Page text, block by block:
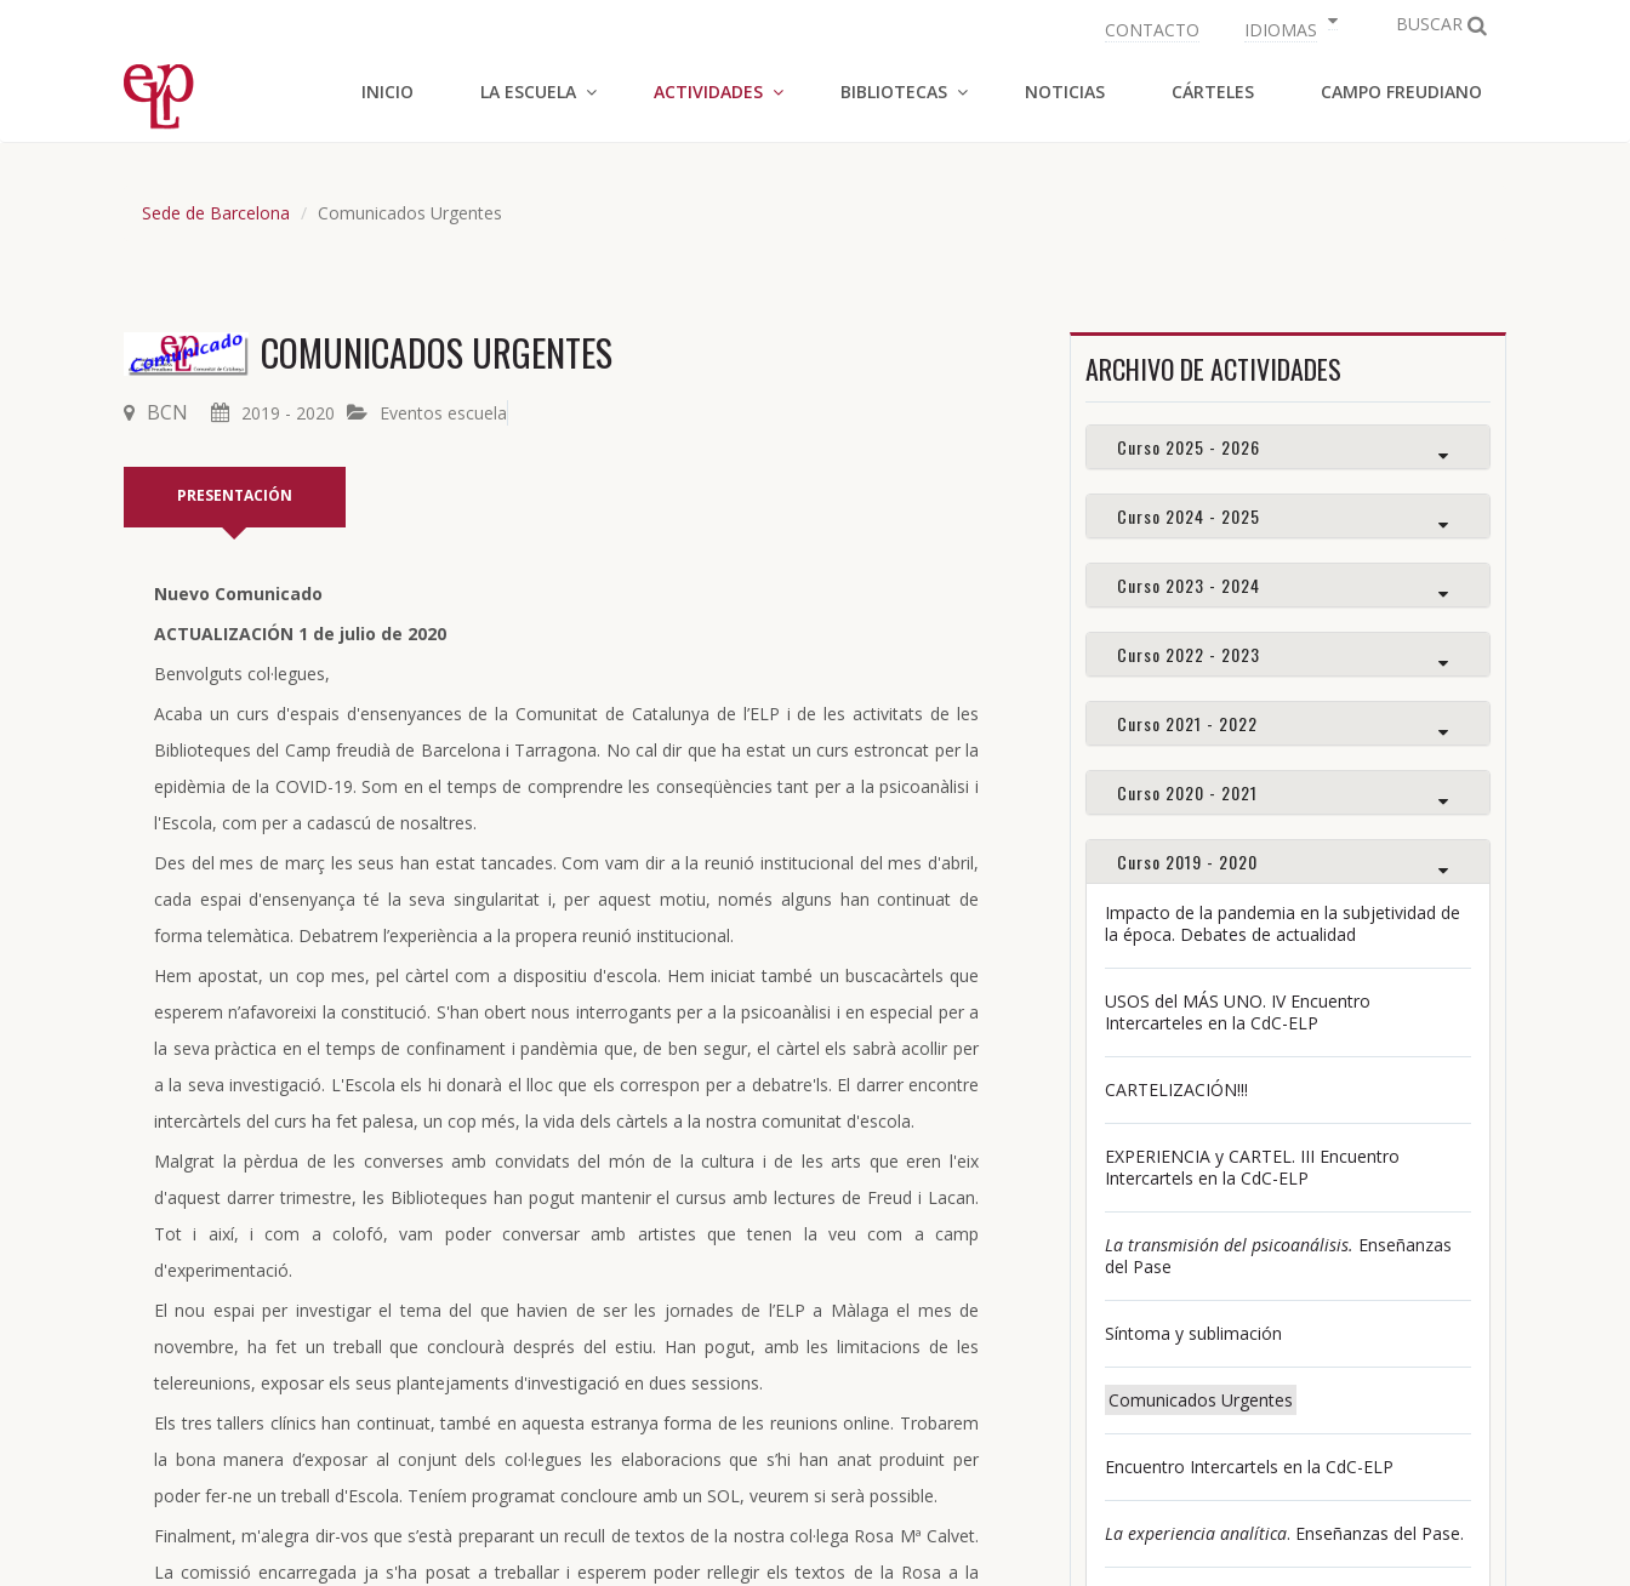
CONTACTO IDIOMAS BUSCAR
INICIO LA ESCUELA ACTIVIDADES BIBLIOTECAS NOTICIAS CÁRTELES CAMPO FREUDIANO
Sede de Barcelona Comunicados Urgentes
COMUNICADOS URGENTES
BCN 2019 - 2020 Eventos escuela
PRESENTACIÓN
Nuevo Comunicado
ACTUALIZACIÓN 1 de julio de 2020
Benvolguts col·legues,
Acaba un curs d'espais d'ensenyances de la Comunitat de Catalunya de l’ELP i de les activitats de les
Biblioteques del Camp freudià de Barcelona i Tarragona. No cal dir que ha estat un curs estroncat per la
epidèmia de la COVID-19. Som en el temps de comprendre les conseqüències tant per a la psicoanàlisi i
l'Escola, com per a cadascú de nosaltres.
Des del mes de març les seus han estat tancades. Com vam dir a la reunió institucional del mes d'abril,
cada espai d'ensenyança té la seva singularitat i, per aquest motiu, només alguns han continuat de
forma telemàtica. Debatrem l’experiència a la propera reunió institucional.
Hem apostat, un cop mes, pel càrtel com a dispositiu d'escola. Hem iniciat també un buscacàrtels que
esperem n’afavoreixi la constitució. S'han obert nous interrogants per a la psicoanàlisi i en especial per a
la seva pràctica en el temps de confinament i pandèmia que, de ben segur, el càrtel els sabrà acollir per
a la seva investigació. L'Escola els hi donarà el lloc que els correspon per a debatre'ls. El darrer encontre
intercàrtels del curs ha fet palesa, un cop més, la vida dels càrtels a la nostra comunitat d'escola.
Malgrat la pèrdua de les converses amb convidats del món de la cultura i de les arts que eren l'eix
d'aquest darrer trimestre, les Biblioteques han pogut mantenir el cursus amb lectures de Freud i Lacan.
Tot i així, i com a colofó, vam poder conversar amb artistes que tenen la veu com a camp
d'experimentació.
El nou espai per investigar el tema del que havien de ser les jornades de l’ELP a Màlaga el mes de
novembre, ha fet un treball que conclourà després del estiu. Han pogut, amb les limitacions de les
telereunions, exposar els seus plantejaments d'investigació en dues sessions.
Els tres tallers clínics han continuat, també en aquesta estranya forma de les reunions online. Trobarem
la bona manera d’exposar al conjunt dels col·legues les elaboracions que s’hi han anat produint per
poder fer-ne un treball d'Escola. Teníem programat concloure amb un SOL, veurem si serà possible.
Finalment, m'alegra dir-vos que s’està preparant un recull de textos de la nostra col·lega Rosa Mª Calvet.
La comissió encarregada ja s'ha posat a treballar i esperem poder rellegir els textos de la Rosa a la
ARCHIVO DE ACTIVIDADES
Curso 2025 - 2026
Curso 2024 - 2025
Curso 2023 - 2024
Curso 2022 - 2023
Curso 2021 - 2022
Curso 2020 - 2021
Curso 2019 - 2020
Impacto de la pandemia en la subjetividad de
la época. Debates de actualidad
USOS del MÁS UNO. IV Encuentro
Intercarteles en la CdC-ELP
CARTELIZACIÓN!!!
EXPERIENCIA y CARTEL. III Encuentro
Intercartels en la CdC-ELP
La transmisión del psicoanálisis. Enseñanzas
del Pase
Síntoma y sublimación
Comunicados Urgentes
Encuentro Intercartels en la CdC-ELP
La experiencia analítica. Enseñanzas del Pase.